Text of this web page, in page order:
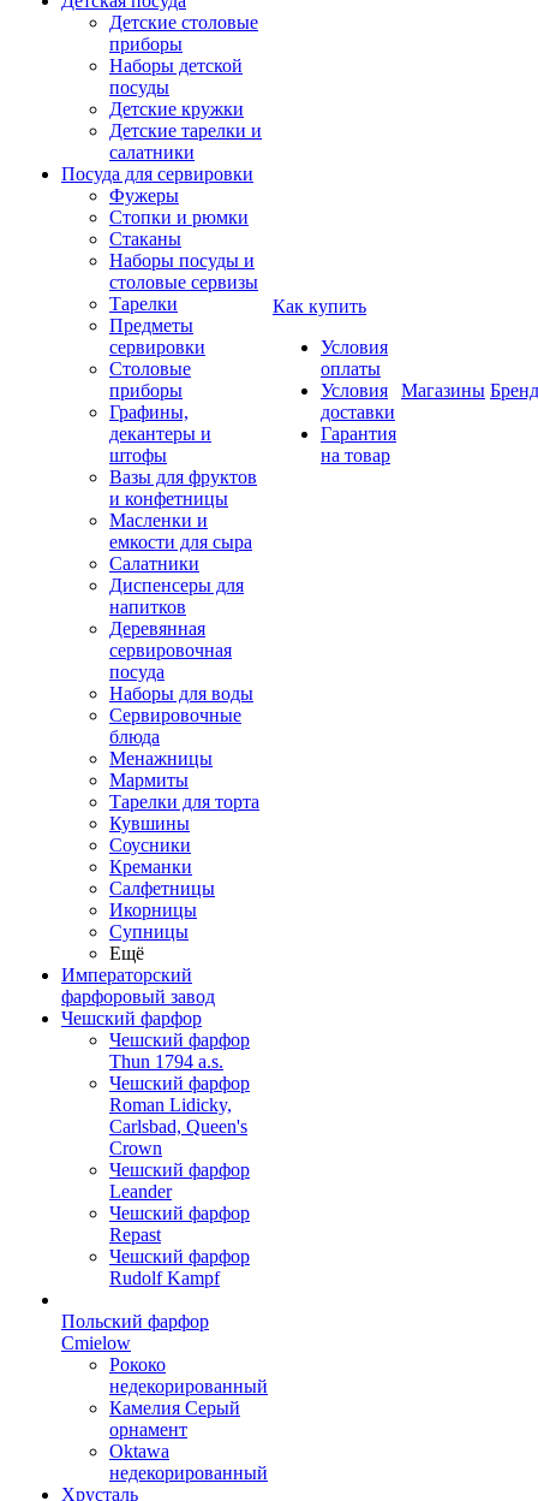
Детские столовые
приборы
Наборы детской
посуды
Детские кружки
Детские тарелки и
салатники
Посуда для сервировки
Фужеры
Стопки и рюмки
Стаканы
Наборы посуды и
столовые сервизы
Тарелки
Предметы
сервировки
Столовые
приборы
Графины,
декантеры и
штофы
Вазы для фруктов
и конфетницы
Масленки и
емкости для сыра
Салатники
Диспенсеры для
напитков
Деревянная
сервировочная
посуда
Наборы для воды
Сервировочные
блюда
Менажницы
Мармиты
Тарелки для торта
Кувшины
Соусники
Креманки
Салфетницы
Икорницы
Супницы
Ещё
Императорский
фарфоровый завод
Чешский фарфор
Чешский фарфор
Thun 1794 a.s.
Чешский фарфор
Roman Lidicky,
Carlsbad, Queen's
Crown
Чешский фарфор
Leander
Чешский фарфор
Repast
Чешский фарфор
Rudolf Kampf
Польский фарфор
Сmielow
Рококо
недекорированный
Камелия Серый
орнамент
Oktawa
недекорированный
Хрусталь
Как купить
Условия
оплаты
Условия
доставки
Гарантия
на товар
Магазины